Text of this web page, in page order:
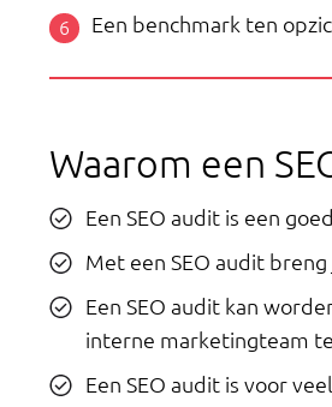
Een benchmark ten
Waarom een
Een SEO audit is een
Met een SEO audit
Een SEO audit kan
interne marketingteam
Een SEO audit is voor